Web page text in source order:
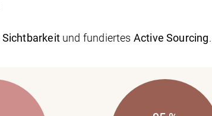
Sichtbarkeitund fundiertes Active Sourcing.